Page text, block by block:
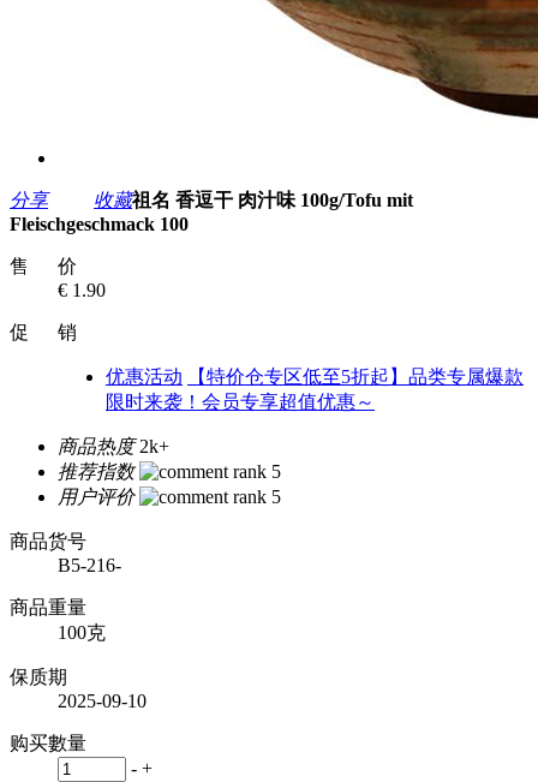
分享 收藏祖名 香逗干 肉汁味 100g/Tofu mit
Fleischgeschmack 100
售 价
€ 1.90
促 销
优惠活动
【特价仓专区低至5折起】品类专属爆款
限时来袭！会员专享超值优惠～
商品热度 2k+
推荐指数
用户评价
商品货号
B5-216-
商品重量
100克
保质期
2025-09-10
购买數量
- +